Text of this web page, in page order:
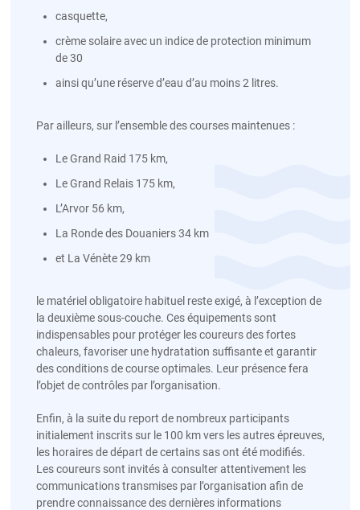
casquette,
crème solaire avec un indice de protection minimum
de 30
ainsi qu’une réserve d’eau d’au moins 2 litres.
Par ailleurs, sur l’ensemble des courses maintenues :
Le Grand Raid 175 km,
Le Grand Relais 175 km,
L’Arvor 56 km,
La Ronde des Douaniers 34 km
et La Vénète 29 km
le matériel obligatoire habituel reste exigé, à l’exception de
la deuxième sous-couche. Ces équipements sont
indispensables pour protéger les coureurs des fortes
chaleurs, favoriser une hydratation suffisante et garantir
des conditions de course optimales. Leur présence fera
l’objet de contrôles par l’organisation.
Enfin, à la suite du report de nombreux participants
initialement inscrits sur le 100 km vers les autres épreuves,
les horaires de départ de certains sas ont été modifiés.
Les coureurs sont invités à consulter attentivement les
communications transmises par l’organisation afin de
prendre connaissance des dernières informations